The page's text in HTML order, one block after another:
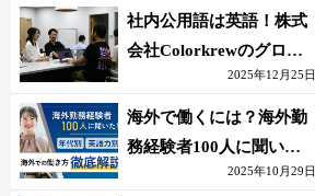
社内公用語は英語！株式
会社Colorkrewのグロー
バルかつ若手が輝く環境
2025年12月25日
海外で働くには？海外勤
務経験者100人に聞いた
おすすめ職種｜英語話せ
2025年10月29日